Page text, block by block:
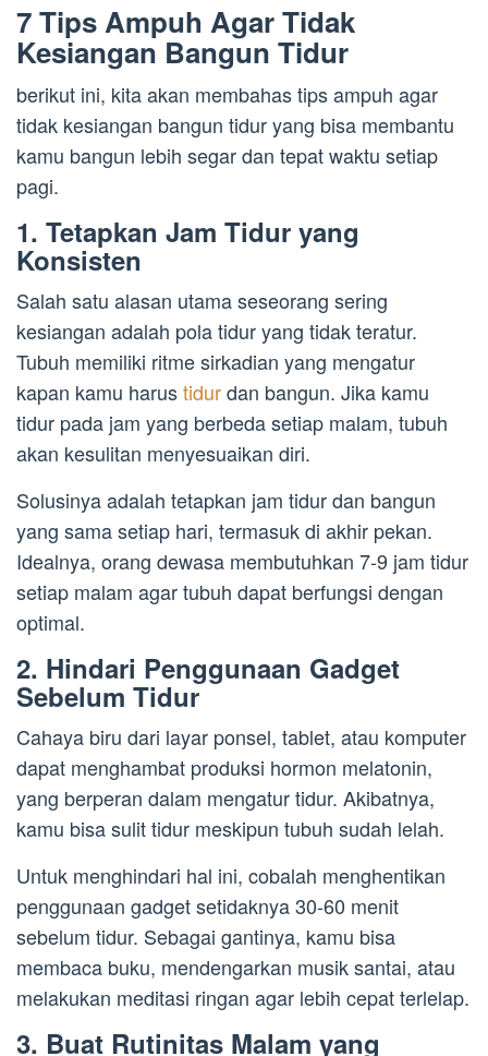
7 Tips Ampuh Agar Tidak
Kesiangan Bangun Tidur
berikut ini, kita akan membahas tips ampuh agar
tidak kesiangan bangun tidur yang bisa membantu
kamu bangun lebih segar dan tepat waktu setiap
pagi.
1. Tetapkan Jam Tidur yang
Konsisten
Salah satu alasan utama seseorang sering
kesiangan adalah pola tidur yang tidak teratur.
Tubuh memiliki ritme sirkadian yang mengatur
kapan kamu harustidurdan bangun. Jika kamu
tidur pada jam yang berbeda setiap malam, tubuh
akan kesulitan menyesuaikan diri.
Solusinya adalah tetapkan jam tidur dan bangun
yang sama setiap hari, termasuk di akhir pekan.
Idealnya, orang dewasa membutuhkan 7-9 jam tidur
setiap malam agar tubuh dapat berfungsi dengan
optimal.
2. Hindari Penggunaan Gadget
Sebelum Tidur
Cahaya biru dari layar ponsel, tablet, atau komputer
dapat menghambat produksi hormon melatonin,
yang berperan dalam mengatur tidur. Akibatnya,
kamu bisa sulit tidur meskipun tubuh sudah lelah.
Untuk menghindari hal ini, cobalah menghentikan
penggunaan gadget setidaknya 30-60 menit
sebelum tidur. Sebagai gantinya, kamu bisa
membaca buku, mendengarkan musik santai, atau
melakukan meditasi ringan agar lebih cepat terlelap.
3. Buat Rutinitas Malam yang